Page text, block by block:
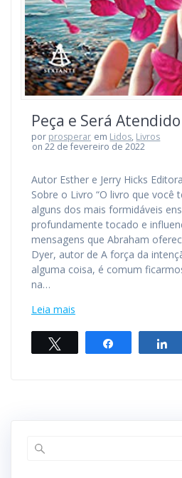
Peça e Será Atendido
por prosperar em Lidos, Livros
on 22 de fevereiro de 2022
Autor Esther e Jerry Hicks
Sobre o Livro “O livro que você
alguns dos mais formidáveis
profundamente tocado e
mensagens que Abraham
Dyer, autor de A força da
alguma coisa, é comum
na…
Leia mais
Compartilhar